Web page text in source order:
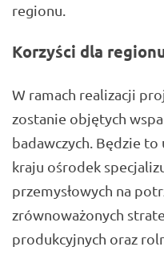
regionu.
Korzyści dla
W ramach realizacji
zostanie objętych
badawczych. Będzie
kraju ośrodek
przemysłowych na
zrównoważonych
produkcyjnych oraz